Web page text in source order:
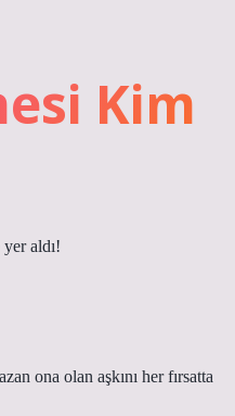
Kim
aldı!
ona olan aşkını her fırsatta